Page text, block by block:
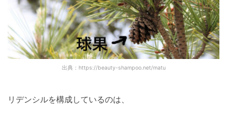
出典：https://beauty-shampoo.net/matu
リデンシルを構成しているのは、